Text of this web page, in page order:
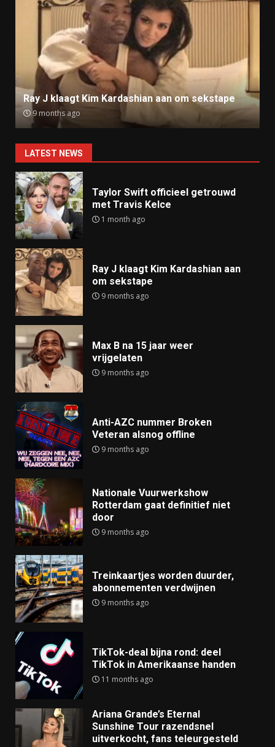
Ray J klaagt Kim Kardashian aan om sekstape
9 months ago
LATEST NEWS
Taylor Swift officieel getrouwd
met Travis Kelce
1 month ago
Ray J klaagt Kim Kardashian aan
om sekstape
9 months ago
Max B na 15 jaar weer
vrijgelaten
9 months ago
Anti-AZC nummer Broken
Veteran alsnog offline
9 months ago
Nationale Vuurwerkshow
Rotterdam gaat definitief niet
door
9 months ago
Treinkaartjes worden duurder,
abonnementen verdwijnen
9 months ago
TikTok-deal bijna rond: deel
TikTok in Amerikaanse handen
11 months ago
Ariana Grande’s Eternal
Sunshine Tour razendsnel
uitverkocht, fans teleurgesteld